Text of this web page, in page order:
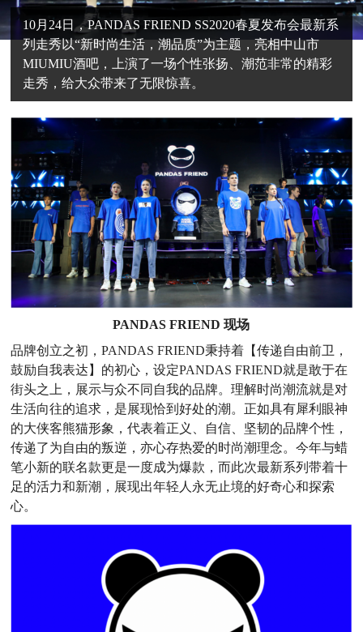
10月24日，PANDAS FRIEND SS2020春夏发布会最新系
列走秀以“新时尚生活，潮品质”为主题，亮相中山市
MIUMIU酒吧，上演了一场个性张扬、潮范非常的精彩
走秀，给大众带来了无限惊喜。
PANDAS FRIEND现场
品牌创立之初，PANDAS FRIEND秉持着【传递自由前卫，
鼓励自我表达】的初心，设定PANDAS FRIEND就是敢于在
街头之上，展示与众不同自我的品牌。理解时尚潮流就是对
生活向往的追求，是展现恰到好处的潮。正如具有犀利眼神
的大侠客熊猫形象，代表着正义、自信、坚韧的品牌个性，
传递了为自由的叛逆，亦心存热爱的时尚潮理念。今年与蜡
笔小新的联名款更是一度成为爆款，而此次最新系列带着十
足的活力和新潮，展现出年轻人永无止境的好奇心和探索
心。